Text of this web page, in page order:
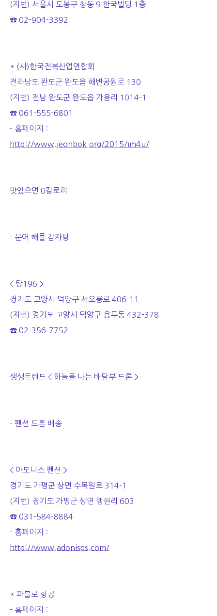
(지번) 서울시 도봉구 창동 9 한국빌딩 1층
☎ 02-904-3392
* (사)한국전복산업연합회
전라남도 완도군 완도읍 해변공원로 130
(지번) 전남 완도군 완도읍 가용리 1014-1
☎ 061-555-6801
- 홈페이지 :
http://www.jeonbok.org/2015/im4u/
맛있으면 0칼로리
- 문어 해물 감자탕
< 탕196 >
경기도 고양시 덕양구 서오릉로 406-11
(지번) 경기도 고양시 덕양구 용두동 432-378
☎ 02-356-7752
생생트렌드 < 하늘을 나는 배달부 드론 >
- 펜션 드론 배송
< 아도니스 펜션 >
경기도 가평군 상면 수목원로 314-1
(지번) 경기도 가평군 상면 행현리 603
☎ 031-584-8884
- 홈페이지 :
http://www.adonisps.com/
* 파블로 항공
- 홈페이지 :